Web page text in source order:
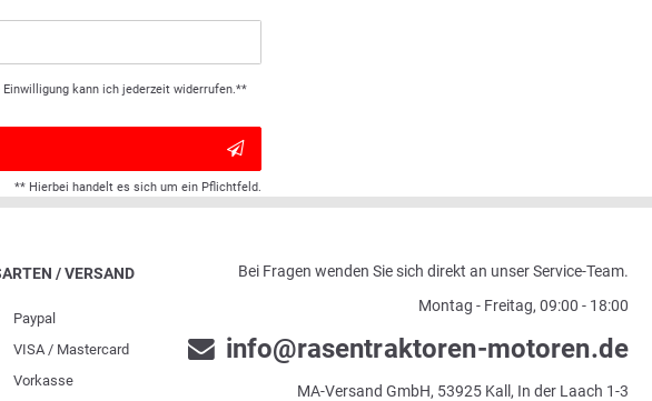
kann ich jederzeit widerrufen.**
** Hierbei handelt es sich um ein Pflichtfeld.
/ VERSAND
Paypal
VISA / Mastercard
Vorkasse
Bei Fragen wenden Sie sich direkt an unser Service-Team.
Montag - Freitag, 09:00 - 18:00
info@rasentraktoren-motoren.de
MA-Versand GmbH, 53925 Kall, In der Laach 1-3